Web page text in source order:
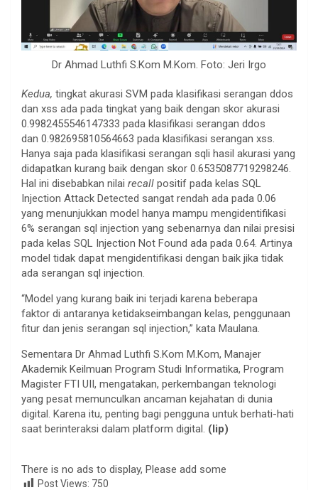
Dr Ahmad Luthfi S.Kom M.Kom. Foto: Jeri Irgo
Kedua, tingkat akurasi SVM pada klasifikasi serangan ddos
dan xss ada pada tingkat yang baik dengan skor akurasi
0.9982455546147333 pada klasifikasi serangan ddos
dan 0.982695810564663 pada klasifikasi serangan xss.
Hanya saja pada klasifikasi serangan sqli hasil akurasi yang
didapatkan kurang baik dengan skor 0.6535087719298246.
Hal ini disebabkan nilai recall positif pada kelas SQL
Injection Attack Detected sangat rendah ada pada 0.06
yang menunjukkan model hanya mampu mengidentifikasi
6% serangan sql injection yang sebenarnya dan nilai presisi
pada kelas SQL Injection Not Found ada pada 0.64. Artinya
model tidak dapat mengidentifikasi dengan baik jika tidak
ada serangan sql injection.
“Model yang kurang baik ini terjadi karena beberapa
faktor di antaranya ketidakseimbangan kelas, penggunaan
fitur dan jenis serangan sql injection,” kata Maulana.
Sementara Dr Ahmad Luthfi S.Kom M.Kom, Manajer
Akademik Keilmuan Program Studi Informatika, Program
Magister FTI UII, mengatakan, perkembangan teknologi
yang pesat memunculkan ancaman kejahatan di dunia
digital. Karena itu, penting bagi pengguna untuk berhati-hati
saat berinteraksi dalam platform digital. (lip)
There is no ads to display, Please add some
Post Views: 750